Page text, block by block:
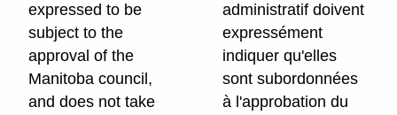
expressed to be
subject to the
approval of the
Manitoba council,
and does not take
administratif doivent
expressément
indiquer qu'elles
sont subordonnées
à l'approbation du